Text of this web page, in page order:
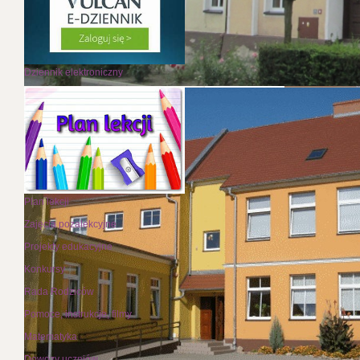
Dziennik elektroniczny
Plan lekcji
Zajęcia pozalekcyjne
Projekty edukacyjne
Konkursy
Rada Rodziców
Pomoce, instrukcje, filmy
Matematyka